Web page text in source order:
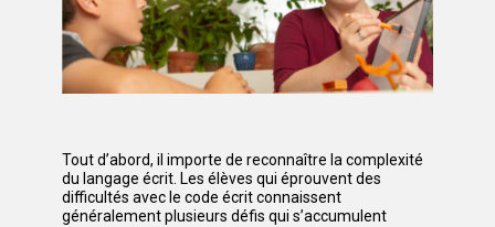
Tout d’abord, il importe de reconnaître la complexité
du langage écrit. Les élèves qui éprouvent des
difficultés avec le code écrit connaissent
généralement plusieurs défis qui s’accumulent